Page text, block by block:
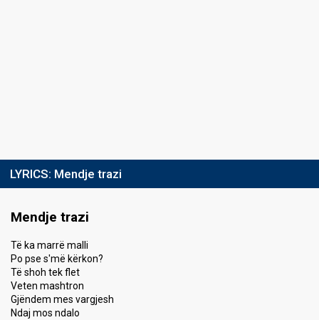
LYRICS: Mendje trazi
Mendje trazi
Të ka marrë malli
Po pse s'më kërkon?
Të shoh tek flet
Veten mashtron
Gjëndem mes vargjesh
Ndaj mos ndalo